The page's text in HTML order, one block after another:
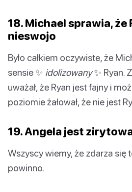
18. Michael sprawia, że
nieswojo
Było całkiem oczywiste, że
sensie ✨ idolizowany✨ Ryan.
uważał, że Ryan jest fajny i
poziomie żałował, że nie jest
19. Angela jest
Wszyscy wiemy, że zdarza się
powinno.